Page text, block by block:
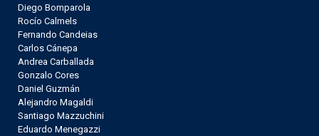
Diego Bomparola
Rocío Calmels
Fernando Candeias
Carlos Cánepa
Andrea Carballada
Gonzalo Cores
Daniel Guzmán
Alejandro Magaldi
Santiago Mazzuchini
Eduardo Menegazzi